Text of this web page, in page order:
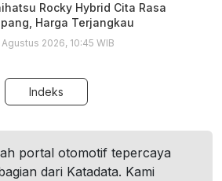
Rocky Hybrid Cita Rasa
Harga Terjangkau
2026, 10:45 WIB
Indeks
portal otomotif tepercaya
dari Katadata. Kami